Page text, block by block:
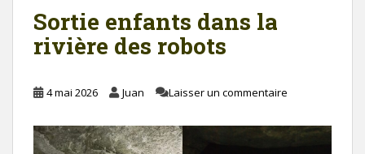
Sortie enfants dans la
rivière des robots
4 mai 2026 Juan Laisser un commentaire